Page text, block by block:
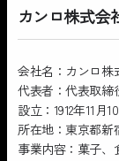
カンロ株式会
会社名：カンロ株
代表者：代表取締
設立：1912年11月
所在地：東京都新
事業内容：菓子、